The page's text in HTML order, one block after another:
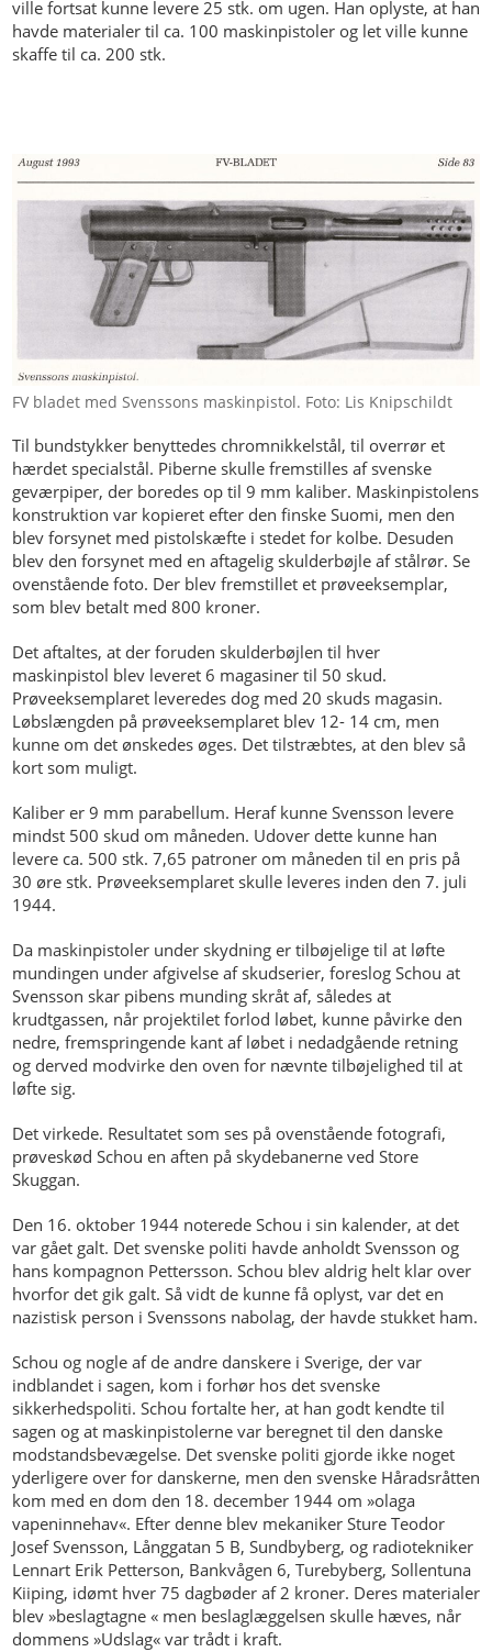
ville fortsat kunne levere 25 stk. om ugen. Han oplyste, at han
havde materialer til ca. 100 maskinpistoler og let ville kunne
skaffe til ca. 200 stk.
FV bladet med Svenssons maskinpistol. Foto: Lis Knipschildt
Til bundstykker benyttedes chromnikkelstål, til overrør et
hærdet specialstål. Piberne skulle fremstilles af svenske
geværpiper, der boredes op til 9 mm kaliber. Maskinpistolens
konstruktion var kopieret efter den finske Suomi, men den
blev forsynet med pistolskæfte i stedet for kolbe. Desuden
blev den forsynet med en aftagelig skulderbøjle af stålrør. Se
ovenstående foto. Der blev fremstillet et prøveeksemplar,
som blev betalt med 800 kroner.
Det aftaltes, at der foruden skulderbøjlen til hver
maskinpistol blev leveret 6 magasiner til 50 skud.
Prøveeksemplaret leveredes dog med 20 skuds magasin.
Løbslængden på prøveeksemplaret blev 12- 14 cm, men
kunne om det ønskedes øges. Det tilstræbtes, at den blev så
kort som muligt.
Kaliber er 9 mm parabellum. Heraf kunne Svensson levere
mindst 500 skud om måneden. Udover dette kunne han
levere ca. 500 stk. 7,65 patroner om måneden til en pris på
30 øre stk. Prøveeksemplaret skulle leveres inden den 7. juli
1944.
Da maskinpistoler under skydning er tilbøjelige til at løfte
mundingen under afgivelse af skudserier, foreslog Schou at
Svensson skar pibens munding skråt af, således at
krudtgassen, når projektilet forlod løbet, kunne påvirke den
nedre, fremspringende kant af løbet i nedadgående retning
og derved modvirke den oven for nævnte tilbøjelighed til at
løfte sig.
Det virkede. Resultatet som ses på ovenstående fotografi,
prøveskød Schou en aften på skydebanerne ved Store
Skuggan.
Den 16. oktober 1944 noterede Schou i sin kalender, at det
var gået galt. Det svenske politi havde anholdt Svensson og
hans kompagnon Pettersson. Schou blev aldrig helt klar over
hvorfor det gik galt. Så vidt de kunne få oplyst, var det en
nazistisk person i Svenssons nabolag, der havde stukket ham.
Schou og nogle af de andre danskere i Sverige, der var
indblandet i sagen, kom i forhør hos det svenske
sikkerhedspoliti. Schou fortalte her, at han godt kendte til
sagen og at maskinpistolerne var beregnet til den danske
modstandsbevægelse. Det svenske politi gjorde ikke noget
yderligere over for danskerne, men den svenske Håradsråtten
kom med en dom den 18. december 1944 om »olaga
vapeninnehav«. Efter denne blev mekaniker Sture Teodor
Josef Svensson, Långgatan 5 B, Sundbyberg, og radiotekniker
Lennart Erik Petterson, Bankvågen 6, Turebyberg, Sollentuna
Kiiping, idømt hver 75 dagbøder af 2 kroner. Deres materialer
blev »beslagtagne « men beslaglæggelsen skulle hæves, når
dommens »Udslag« var trådt i kraft.